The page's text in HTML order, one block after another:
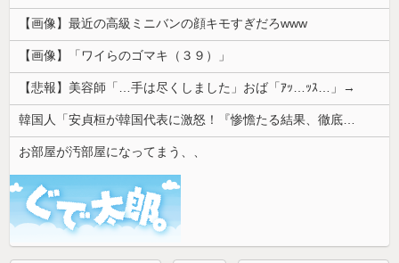
【画像】最近の高級ミニバンの顔キモすぎだろwww
【画像】「ワイらのゴマキ（３９）」
【悲報】美容師「…手は尽くしました」おば「ｱｯ…ｯｽ…」→
韓国人「安貞桓が韓国代表に激怒！『惨憺たる結果、徹底的な刷新が必要だ』と監督や協会を痛烈批判」
お部屋が汚部屋になってまう、、